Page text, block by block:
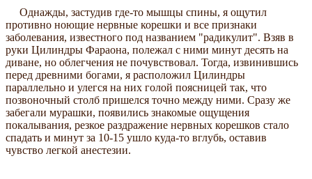
Однажды, застудив где-то мышцы спины, я ощутил
противно ноющие нервные корешки и все признаки
заболевания, известного под названием "радикулит". Взяв в
руки Цилиндры Фараона, полежал с ними минут десять на
диване, но облегчения не почувствовал. Тогда, извинившись
перед древними богами, я расположил Цилиндры
параллельно и улегся на них голой поясницей так, что
позвоночный столб пришелся точно между ними. Сразу же
забегали мурашки, появились знакомые ощущения
покалывания, резкое раздражение нервных корешков стало
спадать и минут за 10-15 ушло куда-то вглубь, оставив
чувство легкой анестезии.